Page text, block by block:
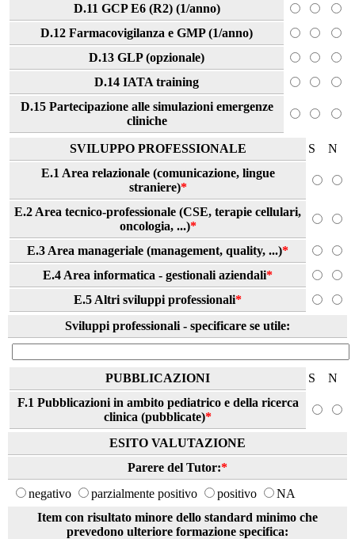
D.11 GCP E6 (R2) (1/anno)
D.12 Farmacovigilanza e GMP (1/anno)
D.13 GLP (opzionale)
D.14 IATA training
D.15 Partecipazione alle simulazioni emergenze
cliniche
SVILUPPO PROFESSIONALE S
N
E.1 Area relazionale (comunicazione, lingue
straniere)*
E.2 Area tecnico-professionale (CSE, terapie cellulari,
oncologia, ...)*
E.3 Area manageriale (management, quality, ...)*
E.4 Area informatica - gestionali aziendali*
E.5 Altri sviluppi professionali*
Sviluppi professionali - specificare se utile:
PUBBLICAZIONI S
N
F.1 Pubblicazioni in ambito pediatrico e della ricerca
clinica (pubblicate)*
ESITO VALUTAZIONE
Parere del Tutor:*
negativo
parzialmente positivo positivo
NA
Item con risultato minore dello standard minimo che
prevedono ulteriore formazione specifica: